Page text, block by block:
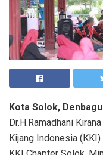
Kota Solok,
Dr.H.Ramadhani
Kijang Indonesia